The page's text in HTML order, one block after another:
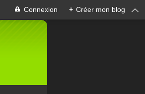
Connexion + Créer mon blog